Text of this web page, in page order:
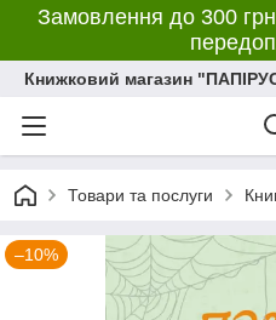
Замовлення до 300 грн
Книжковий магазин
Товари та послуги
–10%